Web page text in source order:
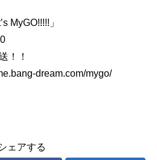
MyGO!!!!!」
！！
dream.com/mygo/
ェアする